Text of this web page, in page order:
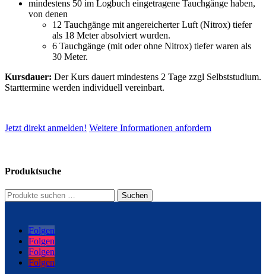
mindestens 50 im Logbuch eingetragene Tauchgänge haben,
von denen
12 Tauchgänge mit angereicherter Luft (Nitrox) tiefer
als 18 Meter absolviert wurden.
6 Tauchgänge (mit oder ohne Nitrox) tiefer waren als
30 Meter.
Kursdauer: Der Kurs dauert mindestens 2 Tage zzgl Selbststudium.
Starttermine werden individuell vereinbart.
Jetzt direkt anmelden! Weitere Informationen anfordern
Produktsuche
Suchen
nach:
Suchen
Folgen
Folgen
Folgen
Folgen